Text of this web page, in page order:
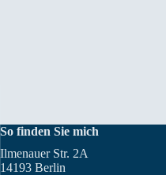
So finden Sie mich
Ilmenauer Str. 2A
14193 Berlin